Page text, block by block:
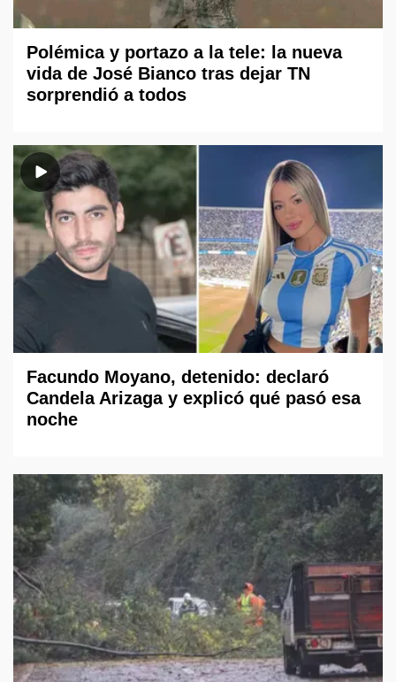
Polémica y portazo a la tele: la nueva
vida de José Bianco tras dejar TN
sorprendió a todos
Facundo Moyano, detenido: declaró
Candela Arizaga y explicó qué pasó esa
noche